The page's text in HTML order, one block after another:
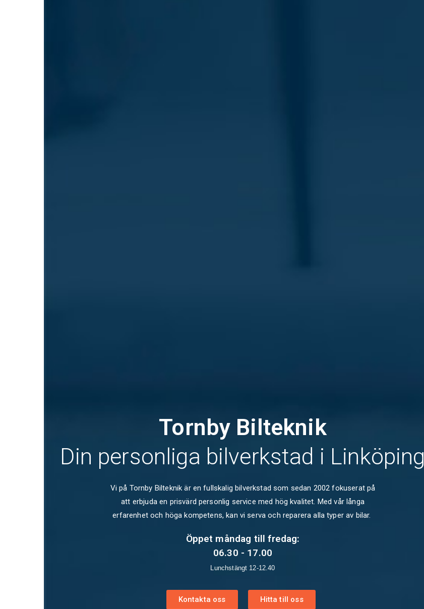
Tornby Bilteknik
Din personliga bilverkstad i Linköping
Vi på Tornby Bilteknik är en fullskalig bilverkstad som sedan 2002 fokuserat på
att erbjuda en prisvärd personlig service med hög kvalitet. Med vår långa
erfarenhet och höga kompetens, kan vi serva och reparera alla typer av bilar.
Öppet måndag till fredag:
06.30 - 17.00
Lunchstängt 12-12.40
Kontakta oss Hitta till oss